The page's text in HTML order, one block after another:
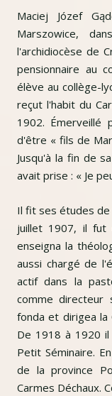
Maciej Józef
Marszowice,
l'archidiocèse de
pensionnaire au
élève au collège-
reçut l'habit du
1902. Émerveillé
d'être « fils de
Jusqu'à la fin de
avait prise : « Je
Il fit ses études de
juillet 1907, il fut
enseigna la
aussi chargé de
actif dans la
comme directeur
fonda et dirigea la
De 1918 à 1920
Petit Séminaire.
de la province
Carmes Déchaux.